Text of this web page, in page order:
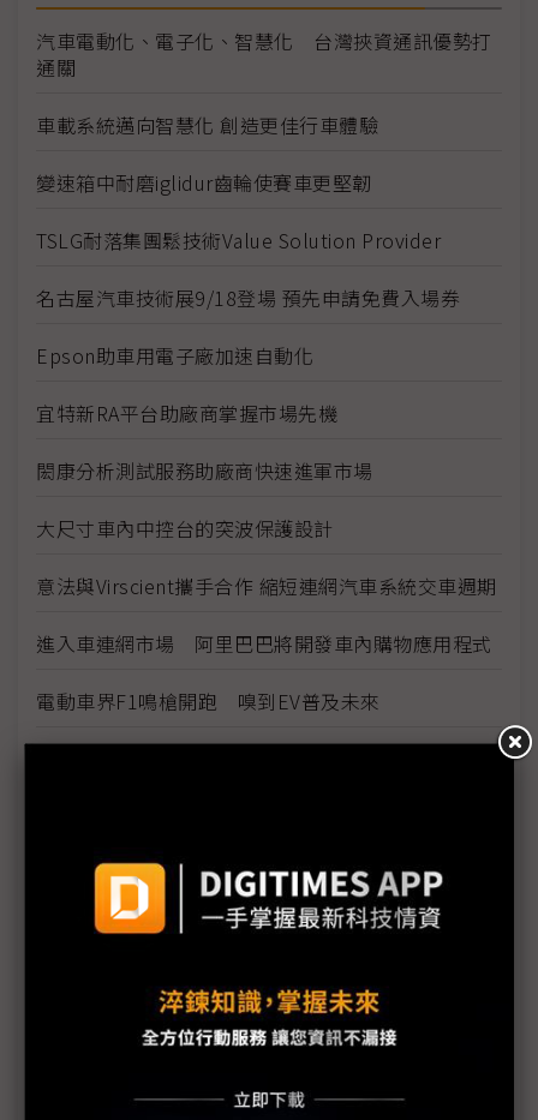
汽車電動化、電子化、智慧化 台灣挾資通訊優勢打
通關
車載系統邁向智慧化 創造更佳行車體驗
變速箱中耐磨iglidur齒輪使賽車更堅韌
TSLG耐落集團鬆技術Value Solution Provider
名古屋汽車技術展9/18登場 預先申請免費入場券
Epson助車用電子廠加速自動化
宜特新RA平台助廠商掌握市場先機
閎康分析測試服務助廠商快速進軍市場
大尺寸車內中控台的突波保護設計
意法與Virscient攜手合作 縮短連網汽車系統交車週期
進入車連網市場 阿里巴巴將開發車內購物應用程式
電動車界F1鳴槍開跑 嗅到EV普及未來
EV無線充電全球商用化今年上路 成效待考驗
AI與車用晶片複雜程度更勝以往 記憶體類型選擇和
小心，你逆向了！博世力推逆向行車示警